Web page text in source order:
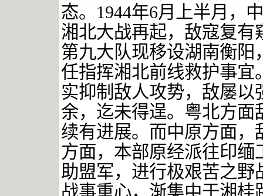
态。 1944年6月上半月，
湘北大战再起，敌寇复
第九大队现移设湖南衡
任指挥湘北前线救护事宜
实抑制敌人攻势，敌屡
余，迄未得逞。粤北方
续有进展。而中原方面
方面，本部原经派往印缅
助盟军，进行极艰苦之野
战事重心，渐集中于湘